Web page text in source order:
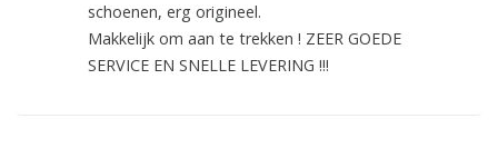
schoenen, erg origineel.
Makkelijk om aan te trekken ! ZEER GOEDE
SERVICE EN SNELLE LEVERING !!!